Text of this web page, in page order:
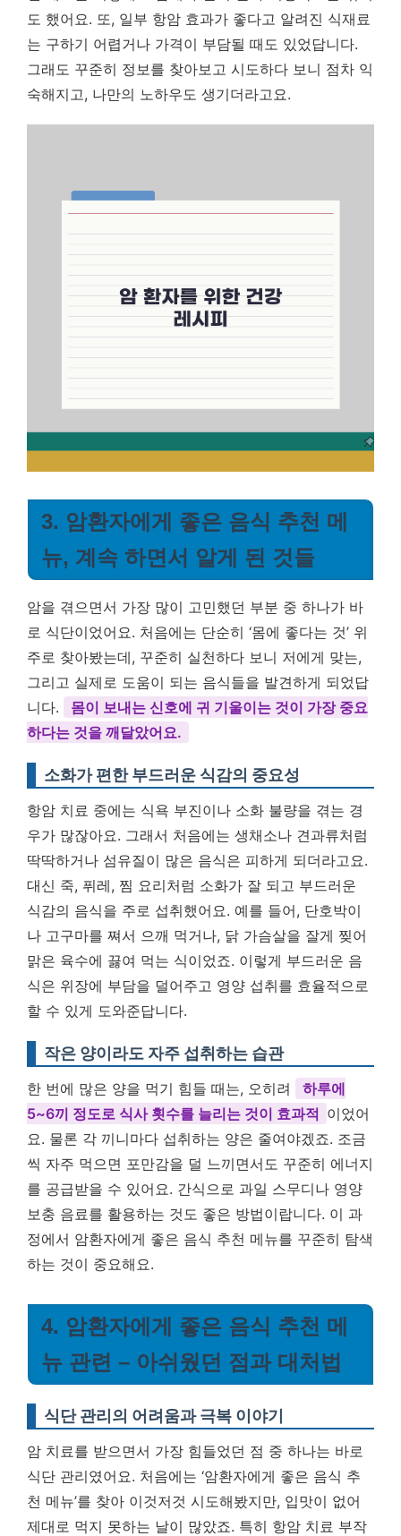
도 했어요. 또, 일부 항암 효과가 좋다고 알려진 식재료
는 구하기 어렵거나 가격이 부담될 때도 있었답니다.
그래도 꾸준히 정보를 찾아보고 시도하다 보니 점차 익
숙해지고, 나만의 노하우도 생기더라고요.
3. 암환자에게 좋은 음식 추천 메
뉴, 계속 하면서 알게 된 것들
암을 겪으면서 가장 많이 고민했던 부분 중 하나가 바
로 식단이었어요. 처음에는 단순히 ‘몸에 좋다는 것’ 위
주로 찾아봤는데, 꾸준히 실천하다 보니 저에게 맞는,
그리고 실제로 도움이 되는 음식들을 발견하게 되었답
니다.
몸이 보내는 신호에 귀 기울이는 것이 가장 중요
하다는 것을 깨달았어요.
소화가 편한 부드러운 식감의 중요성
항암 치료 중에는 식욕 부진이나 소화 불량을 겪는 경
우가 많잖아요. 그래서 처음에는 생채소나 견과류처럼
딱딱하거나 섬유질이 많은 음식은 피하게 되더라고요.
대신 죽, 퓌레, 찜 요리처럼 소화가 잘 되고 부드러운
식감의 음식을 주로 섭취했어요. 예를 들어, 단호박이
나 고구마를 쪄서 으깨 먹거나, 닭 가슴살을 잘게 찢어
맑은 육수에 끓여 먹는 식이었죠. 이렇게 부드러운 음
식은 위장에 부담을 덜어주고 영양 섭취를 효율적으로
할 수 있게 도와준답니다.
작은 양이라도 자주 섭취하는 습관
한 번에 많은 양을 먹기 힘들 때는, 오히려
하루에
5~6끼 정도로 식사 횟수를 늘리는 것이 효과적 이었어
요. 물론 각 끼니마다 섭취하는 양은 줄여야겠죠. 조금
씩 자주 먹으면 포만감을 덜 느끼면서도 꾸준히 에너지
를 공급받을 수 있어요. 간식으로 과일 스무디나 영양
보충 음료를 활용하는 것도 좋은 방법이랍니다. 이 과
정에서 암환자에게 좋은 음식 추천 메뉴를 꾸준히 탐색
하는 것이 중요해요.
4. 암환자에게 좋은 음식 추천 메
뉴 관련 – 아쉬웠던 점과 대처법
식단 관리의 어려움과 극복 이야기
암 치료를 받으면서 가장 힘들었던 점 중 하나는 바로
식단 관리였어요. 처음에는 ‘암환자에게 좋은 음식 추
천 메뉴’를 찾아 이것저것 시도해봤지만, 입맛이 없어
제대로 먹지 못하는 날이 많았죠. 특히 항암 치료 부작